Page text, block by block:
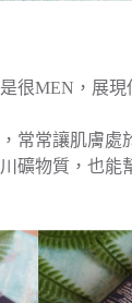
很MEN，展現
常常讓肌膚處
礦物質，也能